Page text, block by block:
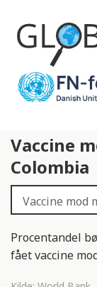
Vaccine
Colombia
Procentandel
fået vaccine